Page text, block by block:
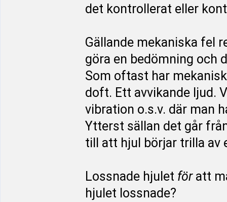
det kontrollerat eller
Gällande mekaniska fel
göra en bedömning och
Som oftast har
doft. Ett avvikande ljud.
vibration o.s.v. där man
Ytterst sällan det går
till att hjul börjar trilla av
Lossnade hjulet föratt
hjulet lossnade?